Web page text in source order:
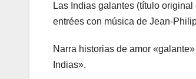
Las Indias galantes (título
entrées con música de Jean-
Narra historias de amor
Indias».